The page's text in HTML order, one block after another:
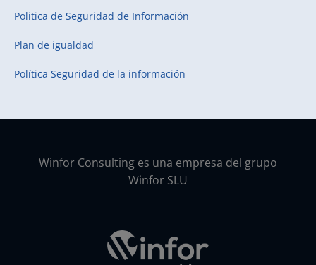
Politica de Seguridad de Información
Plan de igualdad
Política Seguridad de la información
Winfor Consulting es una empresa del grupo
Winfor SLU